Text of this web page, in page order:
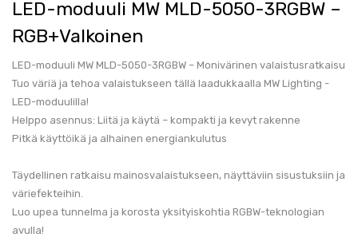
LED-moduuli MW MLD-5050-3RGBW –
RGB+Valkoinen
LED-moduuli MW MLD-5050-3RGBW – Monivärinen valaistusratkaisu
Tuo väriä ja tehoa valaistukseen tällä laadukkaalla MW Lighting -
LED-moduulilla!
Helppo asennus: Liitä ja käytä – kompakti ja kevyt rakenne
Pitkä käyttöikä ja alhainen energiankulutus
Täydellinen ratkaisu mainosvalaistukseen, näyttäviin sisustuksiin ja
väriefekteihin.
Luo upea tunnelma ja korosta yksityiskohtia RGBW-teknologian
avulla!